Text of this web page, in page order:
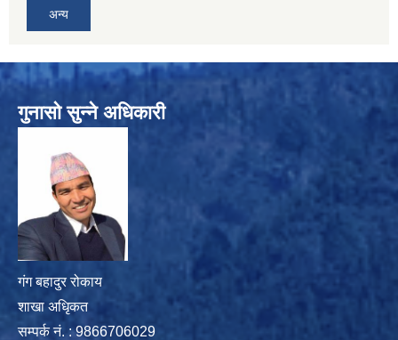
अन्य
गुनासो सुन्ने अधिकारी
गंग बहादुर रोकाय
शाखा अधिृकत
सम्पर्क न‌ं. : 9866706029